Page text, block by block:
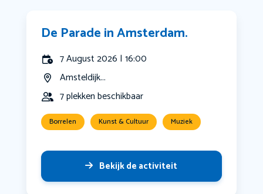
De Parade in Amsterdam.
7 August 2026 | 16:00
Amsteldijk...
7 plekken beschikbaar
Borrelen Kunst & Cultuur Muziek
Bekijk de activiteit